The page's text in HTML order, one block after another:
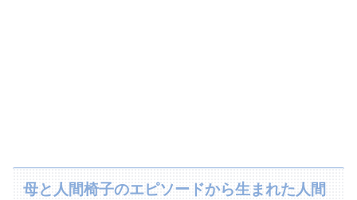
母と人間椅子のエピソードから生まれた人間